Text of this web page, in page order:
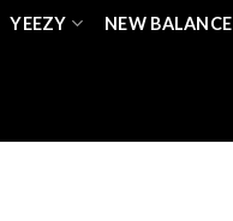
YEEZY NEW BALANCE